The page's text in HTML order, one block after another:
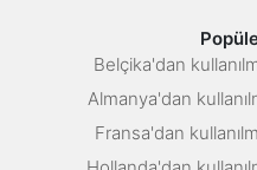
Belçika'dan
Almanya'dan
Fransa'dan